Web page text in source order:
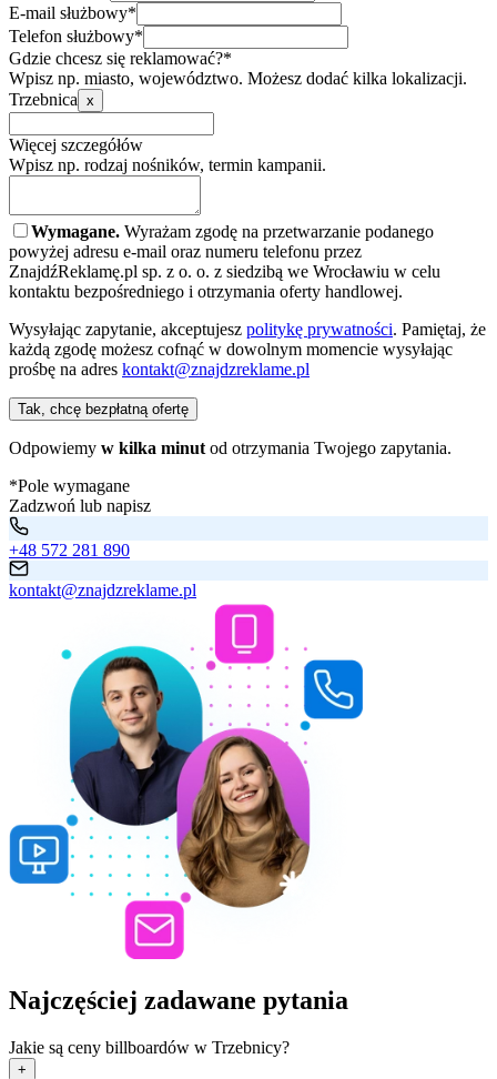
E-mail służbowy*
Telefon służbowy*
Gdzie chcesz się reklamować?*
Wpisz np. miasto, województwo. Możesz dodać kilka lokalizacji.
Trzebnica x
Więcej szczegółów
Wpisz np. rodzaj nośników, termin kampanii.
Wymagane. Wyrażam zgodę na przetwarzanie podanego
powyżej adresu e-mail oraz numeru telefonu przez
ZnajdźReklamę.pl sp. z o. o. z siedzibą we Wrocławiu w celu
kontaktu bezpośredniego i otrzymania oferty handlowej.
Wysyłając zapytanie, akceptujesz politykę prywatności. Pamiętaj, że
każdą zgodę możesz cofnąć w dowolnym momencie wysyłając
prośbę na adres kontakt@znajdzreklame.pl
Tak, chcę bezpłatną ofertę
Odpowiemy w kilka minut od otrzymania Twojego zapytania.
*Pole wymagane
Zadzwoń lub napisz
+48 572 281 890
kontakt@znajdzreklame.pl
Najczęściej zadawane pytania
Jakie są ceny billboardów w Trzebnicy?
+